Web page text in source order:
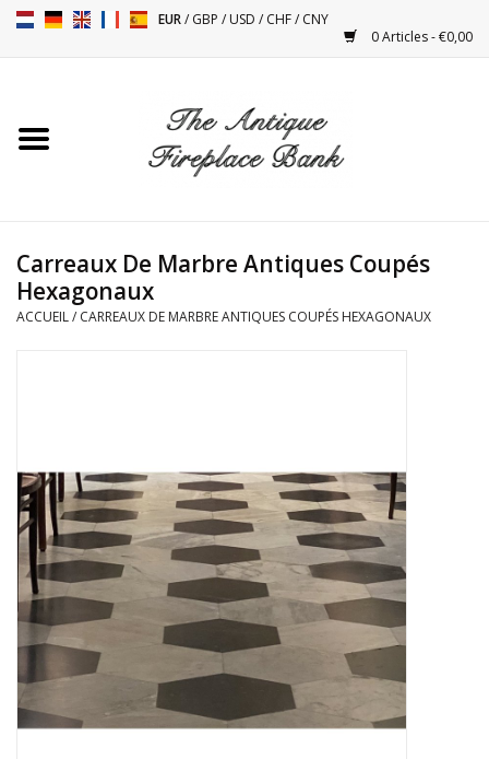
EUR/GBP /USD /CHF/CNY
0 Articles - €0,00
Cheminées Antiques
Poêles
Objets Décoratifs Pour
Aménagement Extérieur
Sols En Pierre, Terre Cuite &
Marbre
Outlet
Clients Satisfaits
Carreaux De Marbre Antiques Coupés
Hexagonaux
ACCUEIL/ CARREAUX DE MARBRE ANTIQUES COUPÉS HEXAGONAUX